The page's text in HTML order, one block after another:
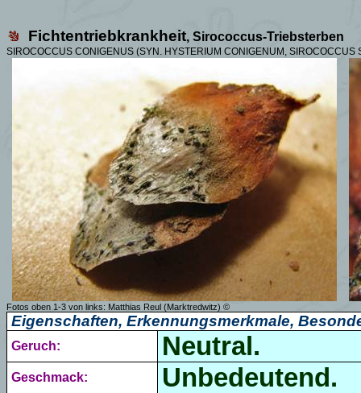
Fichtentriebkrankheit, Sirococcus-Triebsterben
SIROCOCCUS CONIGENUS (SYN. HYSTERIUM CONIGENUM, SIROCOCCUS
Fotos oben 1-3 von links: Matthias Reul (Marktredwitz) ©
Eigenschaften, Erkennungsmerkmale,
Geruch: Neutral.
Geschmack: Unbedeutend.